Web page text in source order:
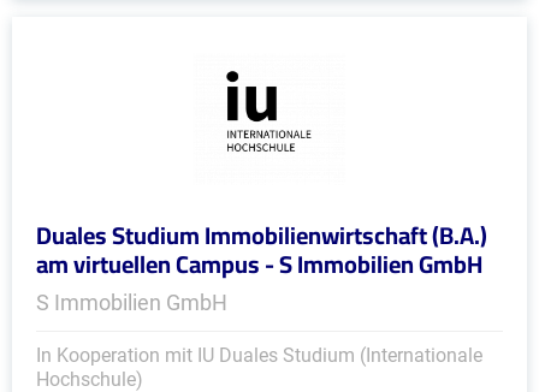
Duales Studium Immobilienwirtschaft (B.A.)
am virtuellen Campus - S Immobilien GmbH
S Immobilien GmbH
In Kooperation mit IU Duales Studium (Internationale
Hochschule)